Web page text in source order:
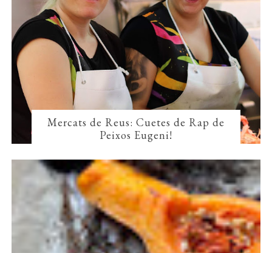
Mercats de Reus: Cuetes de Rap de
Peixos Eugeni!